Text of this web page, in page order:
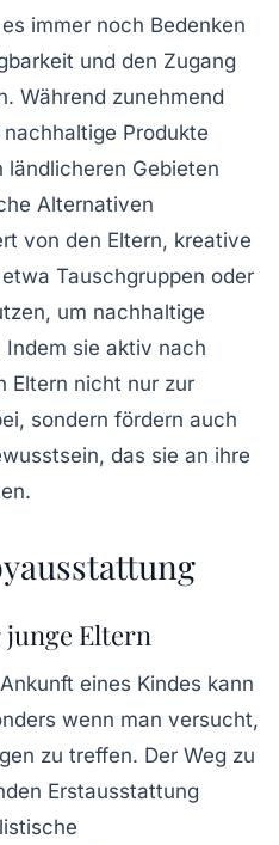
immer noch Bedenken
und den Zugang
Während zunehmend
Produkte
ländlicheren Gebieten
Alternativen
von den Eltern, kreative
Tauschgruppen oder
um nachhaltige
sie aktiv nach
Eltern nicht nur zur
sondern fördern auch
das sie an ihre
Eltern
eines Kindes kann
wenn man versucht,
zu treffen. Der Weg zu
Erstausstattung